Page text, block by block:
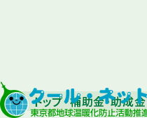
トップ 補助金・助成金